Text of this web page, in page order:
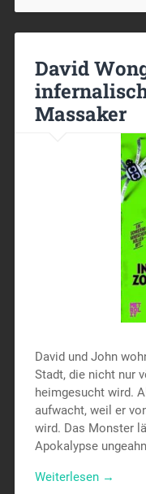
David
Massaker
David und John
Stadt, die nicht nur
heimgesucht wird.
aufwacht, weil er
wird. Das Monster
Apokalypse
Weiterlesen →